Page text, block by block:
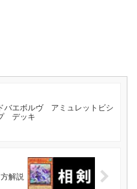
バエボルヴ アミュレットビシ
デッキ
解説